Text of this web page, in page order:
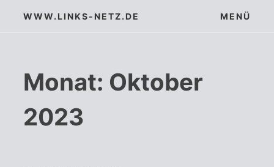
WWW.LINKS-NETZ.DE MENÜ
Monat: Oktober
2023